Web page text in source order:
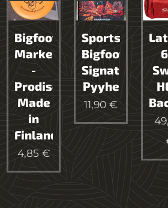
Bigfoot
Marker
-
Prodiscus
Made
in
Finland
4,85 €
Sportstore
Bigfoot
Signature
Pyyhe
11,90 €